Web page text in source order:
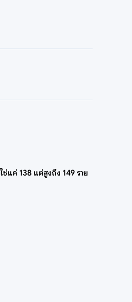
ช่แค่ 138 แต่สูงถึง 149 ราย